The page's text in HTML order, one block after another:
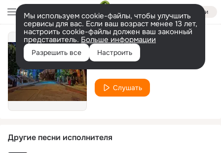
Войти
Мы используем cookie-файлы, чтобы улучшить
сервисы для вас. Если ваш возраст менее 13 лет,
настроить cookie-файлы должен ваш законный
представитель. Больше информации
Разрешить все Настроить
patala gogona
Слушать
Другие песни исполнителя